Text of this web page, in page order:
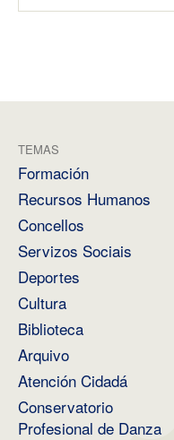
TEMAS
Formación
Recursos Humanos
Concellos
Servizos Sociais
Deportes
Cultura
Biblioteca
Arquivo
Atención Cidadá
Conservatorio
Profesional de Danza